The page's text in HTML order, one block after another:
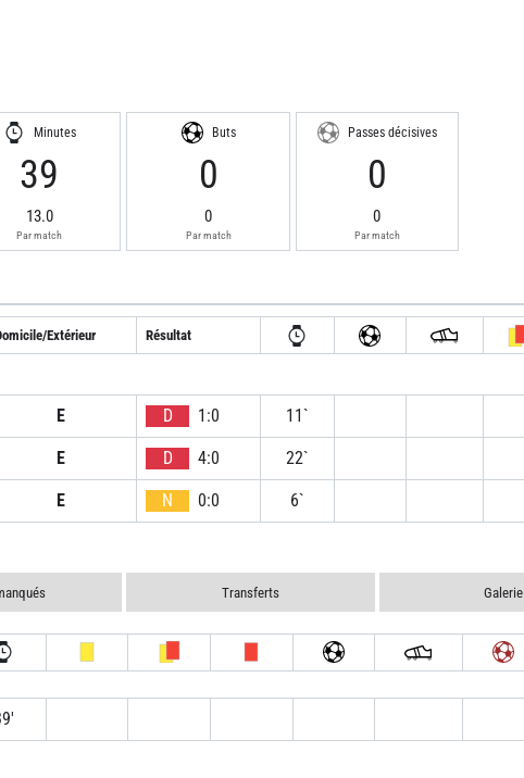
Minutes
39
13.0
Par match
Buts
0
0
Par match
Passes décisives
0
0
Par match
Extérieur Résultat
E D 1:0 11`
E D 4:0 22`
E N 0:0 6`
Transferts Galerie